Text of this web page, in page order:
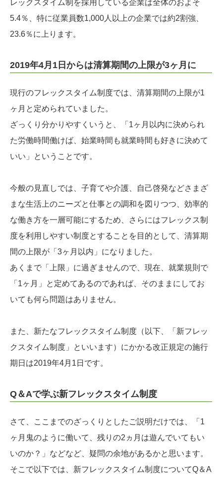
レックスタイム制を採用している企業は全体のおよそ
5.4％、特に従業員数1,000人以上の企業では約2割強、
23.6％に上ります。
2019年4月1日からは清算期間の上限が3ヶ月に
現行のフレックスタイム制度では、清算期間の上限が1
ヶ月と定められていました。
ざっくり分かりやすくいうと、「1ヶ月以内に決められ
た労働時間働けば、始業時間も就業時間も好きに決めて
いい」ということです。
今般の見直しでは、子育てや介護、自己啓発などさまざ
まな生活上のニーズと仕事との調和を図りつつ、効率的
な働き方を一層可能にするため、さらにはフレックス制
度を利用しやすい制度とすることを目的として、清算期
間の上限が「3ヶ月以内」になりました。
あくまで「上限」に過ぎませんので、現在、就業規則で
「1ヶ月」と定めてあるのであれば、そのままにしてお
いても何ら問題はありません。
また、新たなフレックスタイム制度（以下、「新フレッ
クスタイム制度」といいます）にかかる改正規定の施行
期日は2019年4月1日です。
Q＆Aで学ぶ新フレックスタイム制度
さて、ここまでのざっくりとしたご説明だけでは、「1
ヶ月鬼のように働いて、残りの2ヵ月は遊んでいてもい
いのか？」などなど、疑問の余地があるかと思います。
そこで以下では、新フレックスタイム制度についてQ＆A